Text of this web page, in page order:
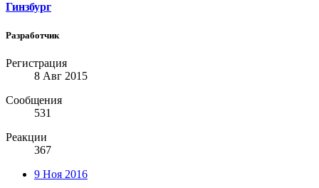
Гинзбург
Разработчик
Регистрация
8 Авг 2015
Сообщения
531
Реакции
367
9 Ноя 2016